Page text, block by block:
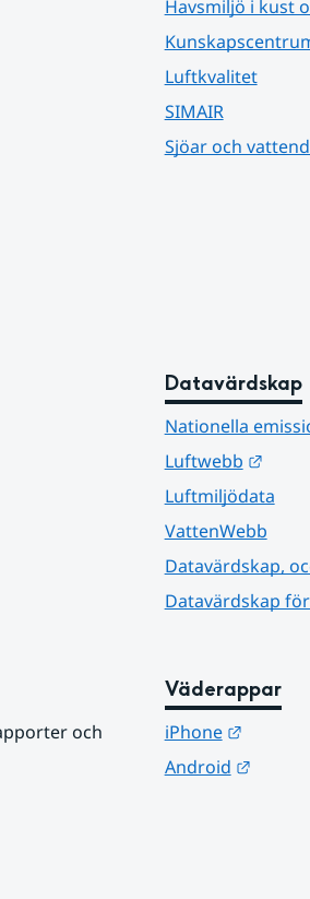
Havsmiljö i kust
Luftkvalitet
SIMAIR
Sjöar och
Datavärdskap
Nationella
Luftwebb
Länk
Luftmiljödata
VattenWebb
Datavärdskap,
Datavärdskap
och
Väderappar
iPhone
Länk till
Android
Länk